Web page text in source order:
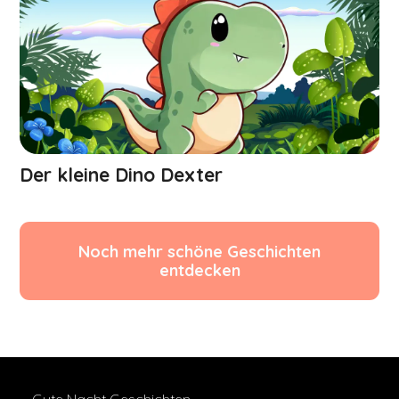
Der kleine Dino Dexter
Noch mehr schöne Geschichten
entdecken